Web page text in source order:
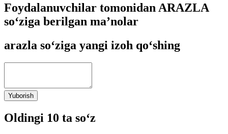
Foydalanuvchilar tomonidan ARAZLA
so‘ziga berilgan ma’nolar
arazla so‘ziga yangi izoh qo‘shing
Yuborish
Oldingi 10 ta so‘z